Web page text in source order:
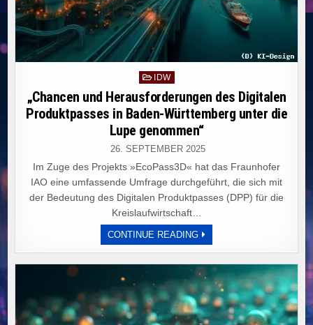
Posted
IDW
„Chancen und Herausforderungen des Digitalen
Produktpasses in Baden-Württemberg unter die
Lupe genommen“
26. SEPTEMBER 2025
Im Zuge des Projekts »EcoPass3D« hat das Fraunhofer
IAO eine umfassende Umfrage durchgeführt, die sich mit
der Bedeutung des Digitalen Produktpasses (DPP) für die
Kreislaufwirtschaft…
CONTINUE READING„CHANCEN
UND
HERAUSFORDERUNGEN
DIGITALEN
PRODUKTPASSES
IN
BADEN-
WÜRTTEMBERG
UNTER